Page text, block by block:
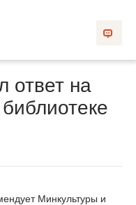
на
Минкультуры и